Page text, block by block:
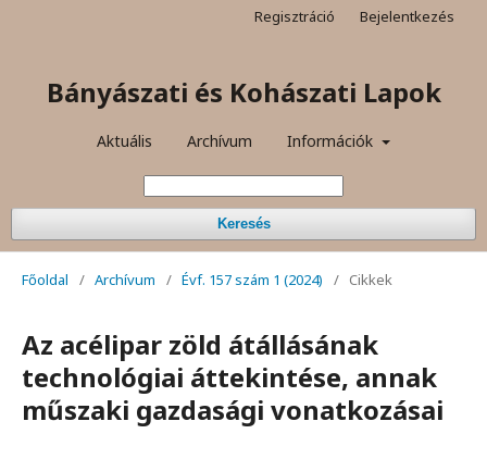
Bányászati és Kohászati Lapok
Aktuális Archívum Információk
Keresés
Regisztráció Bejelentkezés
Főoldal / Archívum / Évf. 157 szám 1 (2024) / Cikkek
Az acélipar zöld átállásának
technológiai áttekintése, annak
műszaki gazdasági vonatkozásai